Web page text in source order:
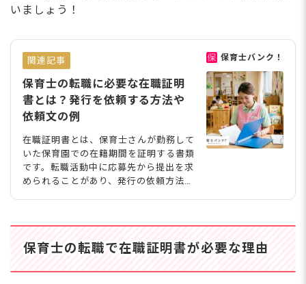
いましょう！
関連記事
保育士の転職に必要な在職証明
書とは？発行を依頼する方法や
依頼文の例
在職証明書とは、保育士さんが勤務して
いた保育園での在籍期間を証明する書類
です。転職活動中に応募先から提出を求
められることがあり、発行の依頼方法や
ます。 在職証明書とは？保育士の転職
保育士バンク！
保育士の転職で在職証明書が必要な理由